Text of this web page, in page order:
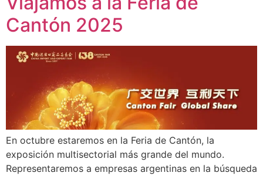
Cantón 2025
En octubre estaremos en la Feria de Cantón, la
exposición multisectorial más grande del mundo.
Representaremos a empresas argentinas en la búsqueda